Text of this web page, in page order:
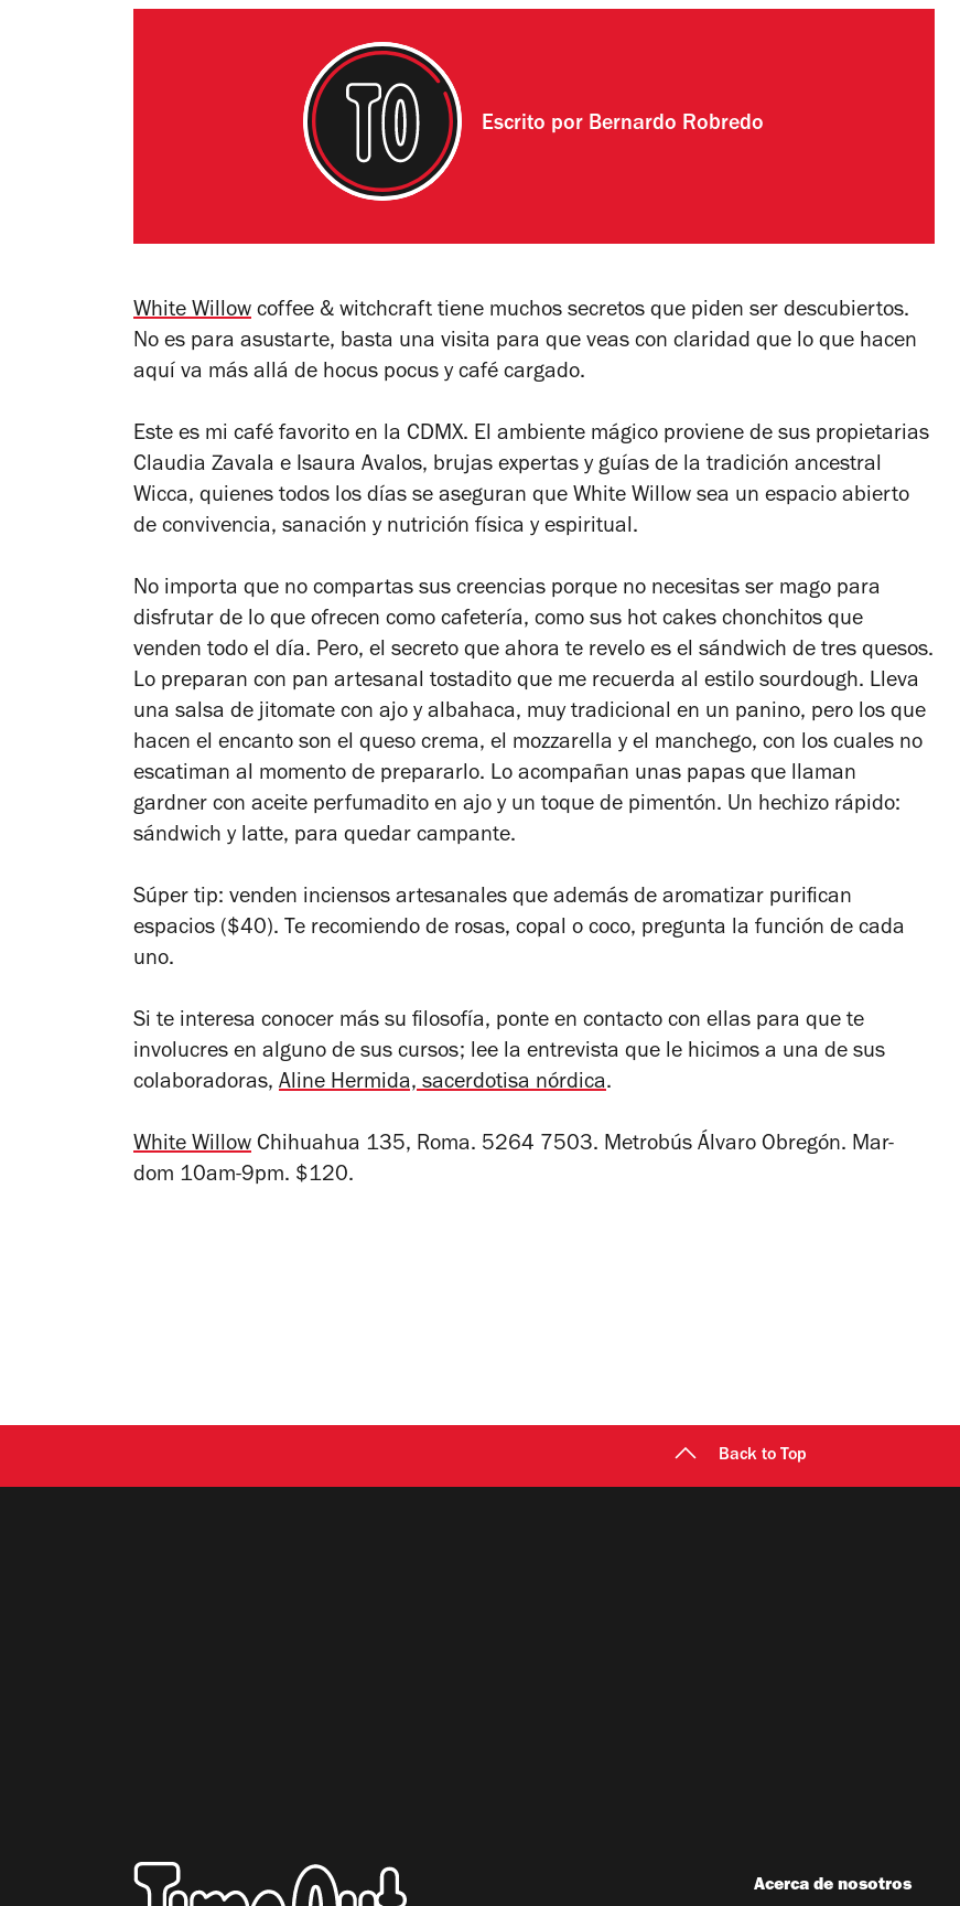
Escrito por Bernardo Robredo
White Willow coffee & witchcraft tiene muchos secretos que piden ser descubiertos.
No es para asustarte, basta una visita para que veas con claridad que lo que hacen
aquí va más allá de hocus pocus y café cargado.
Este es mi café favorito en la CDMX. El ambiente mágico proviene de sus propietarias
Claudia Zavala e Isaura Avalos, brujas expertas y guías de la tradición ancestral
Wicca, quienes todos los días se aseguran que White Willow sea un espacio abierto
de convivencia, sanación y nutrición física y espiritual.
No importa que no compartas sus creencias porque no necesitas ser mago para
disfrutar de lo que ofrecen como cafetería, como sus hot cakes chonchitos que
venden todo el día. Pero, el secreto que ahora te revelo es el sándwich de tres quesos.
Lo preparan con pan artesanal tostadito que me recuerda al estilo sourdough. Lleva
una salsa de jitomate con ajo y albahaca, muy tradicional en un panino, pero los que
hacen el encanto son el queso crema, el mozzarella y el manchego, con los cuales no
escatiman al momento de prepararlo. Lo acompañan unas papas que llaman
gardner con aceite perfumadito en ajo y un toque de pimentón. Un hechizo rápido:
sándwich y latte, para quedar campante.
Súper tip: venden inciensos artesanales que además de aromatizar purifican
espacios ($40). Te recomiendo de rosas, copal o coco, pregunta la función de cada
uno.
Si te interesa conocer más su filosofía, ponte en contacto con ellas para que te
involucres en alguno de sus cursos; lee la entrevista que le hicimos a una de sus
colaboradoras, Aline Hermida, sacerdotisa nórdica.
White Willow Chihuahua 135, Roma. 5264 7503. Metrobús Álvaro Obregón. Mar-
dom 10am-9pm. $120.
Back to Top
Acerca de nosotros